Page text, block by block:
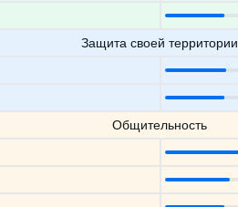
Защита своей территории
Общительность